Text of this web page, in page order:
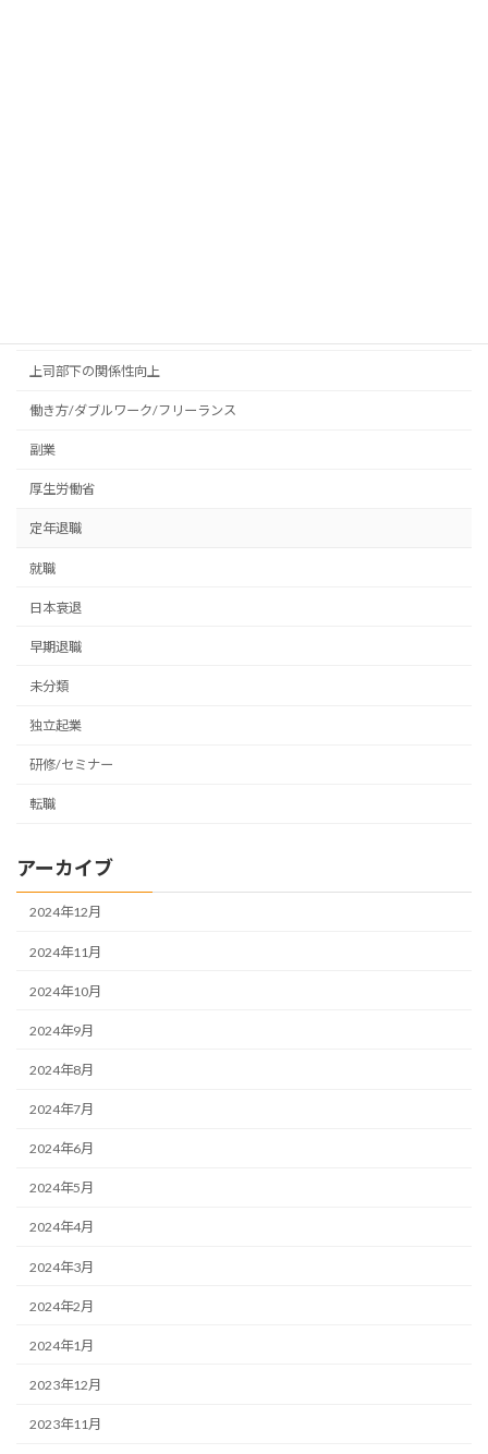
上司部下の関係性向上
働き方/ダブルワーク/フリーランス
副業
厚生労働省
定年退職
就職
日本衰退
早期退職
未分類
独立起業
研修/セミナー
転職
アーカイブ
2024年12月
2024年11月
2024年10月
2024年9月
2024年8月
2024年7月
2024年6月
2024年5月
2024年4月
2024年3月
2024年2月
2024年1月
2023年12月
2023年11月